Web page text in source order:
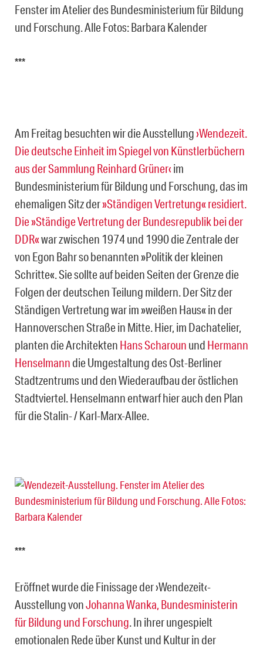
Fenster im Atelier des Bundesministerium für Bildung
und Forschung. Alle Fotos: Barbara Kalender
***
Am Freitag besuchten wir die Ausstellung›Wendezeit.
Die deutsche Einheit im Spiegel von Künstlerbüchern
aus der Sammlung Reinhard Grüner‹ im
Bundesministerium für Bildung und Forschung, das im
ehemaligen Sitz der»Ständigen Vertretung« residiert.
Die »Ständige Vertretung der Bundesrepublik bei der
DDR«war zwischen 1974 und 1990 die Zentrale der
von Egon Bahr so benannten »Politik der kleinen
Schritte«. Sie sollte auf beiden Seiten der Grenze die
Folgen der deutschen Teilung mildern. Der Sitz der
Ständigen Vertretung war im »weißen Haus« in der
Hannoverschen Straße in Mitte. Hier, im Dachatelier,
planten die Architekten Hans Scharoun und Hermann
Henselmanndie Umgestaltung des Ost-Berliner
Stadtzentrums und den Wiederaufbau der östlichen
Stadtviertel. Henselmann entwarf hier auch den Plan
für die Stalin- / Karl-Marx-Allee.
***
Eröffnet wurde die Finissage der ›Wendezeit‹-
Ausstellung vonJohanna Wanka, Bundesministerin
für Bildung und Forschung. In ihrer ungespielt
emotionalen Rede über Kunst und Kultur in der